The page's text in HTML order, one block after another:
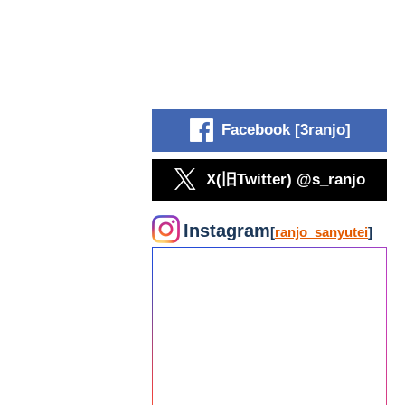
Facebook [3ranjo]
X(旧Twitter) @s_ranjo
Instagram[ranjo_sanyutei]